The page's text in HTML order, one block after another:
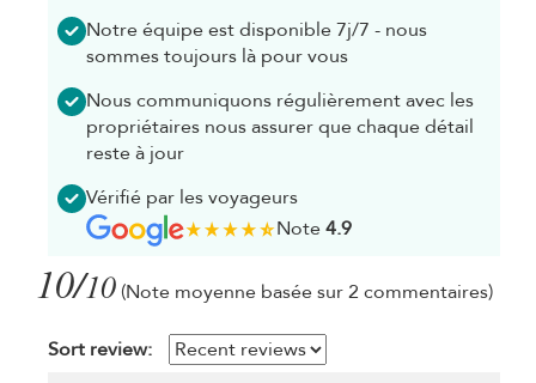
Notre équipe est disponible 7j/7 - nous
sommes toujours là pour vous
Nous communiquons régulièrement avec les
propriétaires nous assurer que chaque détail
reste à jour
Vérifié par les voyageurs
Note4.9
10/10 (Note moyenne basée sur 2 commentaires)
Sort review: